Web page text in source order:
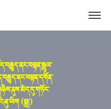
(སྒྲ།)